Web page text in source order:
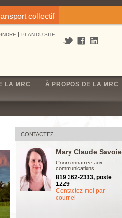
collectif
PLAN DU SITE
LA MRC À PROPOS DE LA MRC
CONTACTEZ
Mary Claude Savoie
Coordonnatrice aux
communications
819 362-2333, poste
1229
Contactez-moi par
courriel